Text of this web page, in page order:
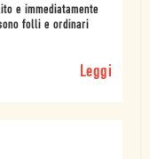
e immediatamente
folli e ordinari
Leggi